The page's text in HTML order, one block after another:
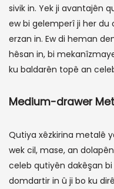
sivik in. Yek ji avantajên
ew bi gelemperî ji her du
erzan in. Ew di heman
hêsan in, bi
ku baldarên topê an
Medium-drawer
Qutiya xêzkirina metalê
wek cil, mase, an
celeb qutiyên dakêşan
domdartir in û ji bo ku